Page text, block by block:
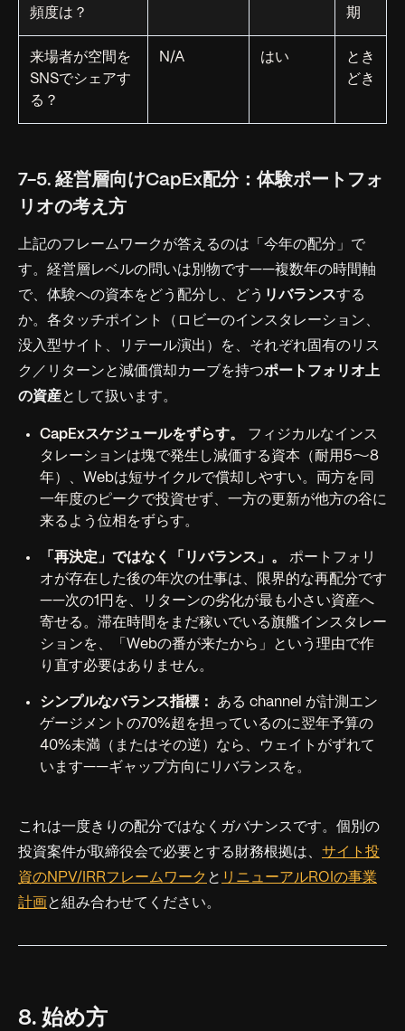
頻度は？
期
来場者が空間を
SNSでシェアす
る？
N/A はい
とき
どき
7-5. 経営層向けCapEx配分：体験ポートフォ
リオの考え方
上記のフレームワークが答えるのは「今年の配分」で
す。経営層レベルの問いは別物です——複数年の時間軸
で、体験への資本をどう配分し、どう リバランスする
か。各タッチポイント（ロビーのインスタレーション、
没入型サイト、リテール演出）を、それぞれ固有のリス
ク／リターンと減価償却カーブを持つポートフォリオ上
の資産として扱います。
CapExスケジュールをずらす。
フィジカルなインス
タレーションは塊で発生し減価する資本（耐用5〜8
年）、Webは短サイクルで償却しやすい。両方を同
一年度のピークで投資せず、一方の更新が他方の谷に
来るよう位相をずらす。
「再決定」ではなく「リバランス」。
ポートフォリ
オが存在した後の年次の仕事は、限界的な再配分です
——次の1円を、リターンの劣化が最も小さい資産へ
寄せる。滞在時間をまだ稼いでいる旗艦インスタレー
ションを、「Webの番が来たから」という理由で作
り直す必要はありません。
シンプルなバランス指標：
ある channel が計測エン
ゲージメントの70%超を担っているのに翌年予算の
40%未満（またはその逆）なら、ウェイトがずれて
います——ギャップ方向にリバランスを。
これは一度きりの配分ではなくガバナンスです。個別の
投資案件が取締役会で必要とする財務根拠は、 サイト投
資のNPV/IRRフレームワーク と リニューアルROIの事業
計画 と組み合わせてください。
8. 始め方